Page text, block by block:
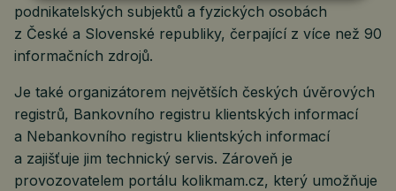
podnikatelských subjektů a fyzických osobách
z České a Slovenské republiky, čerpající z více než 90
informačních zdrojů.
Je také organizátorem největších českých úvěrových
registrů, Bankovního registru klientských informací
a Nebankovního registru klientských informací
a zajišťuje jim technický servis. Zároveň je
provozovatelem portálu kolikmam.cz, který umožňuje